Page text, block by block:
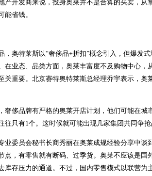
产开发商来说，投身奥莱并不是合算的买卖，从
能省钱。
奥特莱斯以“奢侈品+折扣”概念引入，但爆发式
在业态、品类方面，奥莱丰富度不及购物中心，
关重要。北京赛特奥特莱斯总经理乔宇表示，奥
侈品牌有严格的奥莱开店计划，他们可能在城
往只有1个。这时候就可能出现几家集团共同争
委员会秘书长商秀丽在奥莱成规经验分享中谈
点，有零售就有断码、过季货。奥莱不应该是国
库存压力的通道。不过，国内零售模式以联营为